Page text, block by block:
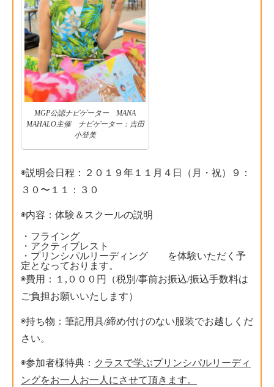
MGP公認ナビゲーター MANA
MAHALO主催 ナビゲーター：吉田
小登美
◉説明会日程：２０１９年１１月４日（月・祝）９：
３０〜１１：３０
◉内容：体験＆スクールの説明
・フライング
・アクティブレスト
・プリンシパルリーディング
を体験いただく予
定となっております。
◉費用：１,０００円（税別/事前お振込/振込手数料は
ご負担お願いいたします）
◉持ち物：筆記用具/締め付けのない服装でお越しくだ
さい。
◉参加者様特典： クラスで学ぶプリンシパルリーディ
ングをお一人お一人にさせて頂きます。